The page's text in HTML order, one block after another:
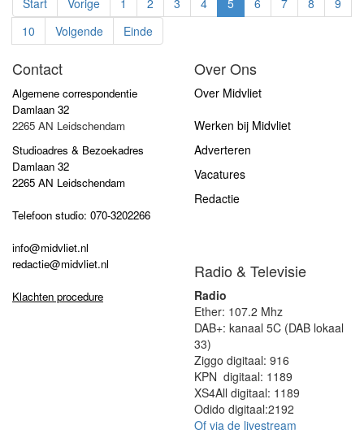
10
Volgende Einde
Contact
Algemene correspondentie
Damlaan 32
2265 AN Leidschendam
Studioadres & Bezoekadres
Damlaan 32
2265 AN Leidschendam
Telefoon studio: 070-3202266
info@midvliet.nl
redactie@midvliet.nl
Klachten procedure
Over Ons
Over Midvliet
Werken bij Midvliet
Adverteren
Vacatures
Redactie
Radio & Televisie
Radio
Ether: 107.2 Mhz
DAB+: kanaal 5C (DAB lokaal
33)
Ziggo digitaal: 916
KPN digitaal: 1189
XS4All digitaal: 1189
Odido digitaal:2192
Of via de livestream